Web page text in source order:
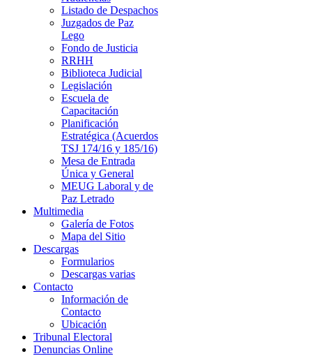
Listado de Despachos
Juzgados de Paz
Lego
Fondo de Justicia
RRHH
Biblioteca Judicial
Legislación
Escuela de
Capacitación
Planificación
Estratégica (Acuerdos
TSJ 174/16 y 185/16)
Mesa de Entrada
Única y General
MEUG Laboral y de
Paz Letrado
Multimedia
Galería de Fotos
Mapa del Sitio
Descargas
Formularios
Descargas varias
Contacto
Información de
Contacto
Ubicación
Tribunal Electoral
Denuncias Online